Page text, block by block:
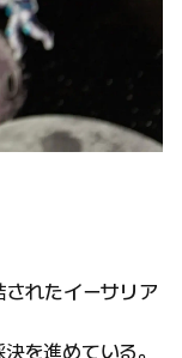
れたイーサリア
を進めている。